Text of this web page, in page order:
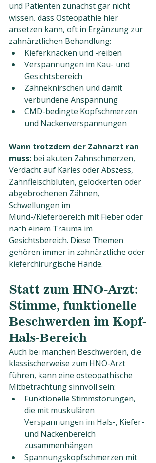
und Patienten zunächst gar nicht
wissen, dass Osteopathie hier
ansetzen kann, oft in Ergänzung zur
zahnärztlichen Behandlung:
Kieferknacken und -reiben
Verspannungen im Kau- und
Gesichtsbereich
Zähneknirschen und damit
verbundene Anspannung
CMD-bedingte Kopfschmerzen
und Nackenverspannungen
Wann trotzdem der Zahnarzt ran
muss: bei akuten Zahnschmerzen,
Verdacht auf Karies oder Abszess,
Zahnfleischbluten, gelockerten oder
abgebrochenen Zähnen,
Schwellungen im
Mund-/Kieferbereich mit Fieber oder
nach einem Trauma im
Gesichtsbereich. Diese Themen
gehören immer in zahnärztliche oder
kieferchirurgische Hände.
Statt zum HNO-Arzt:
Stimme, funktionelle
Beschwerden im Kopf-
Hals-Bereich
Auch bei manchen Beschwerden, die
klassischerweise zum HNO-Arzt
führen, kann eine osteopathische
Mitbetrachtung sinnvoll sein:
Funktionelle Stimmstörungen,
die mit muskulären
Verspannungen im Hals-, Kiefer-
und Nackenbereich
zusammenhängen
Spannungskopfschmerzen mit